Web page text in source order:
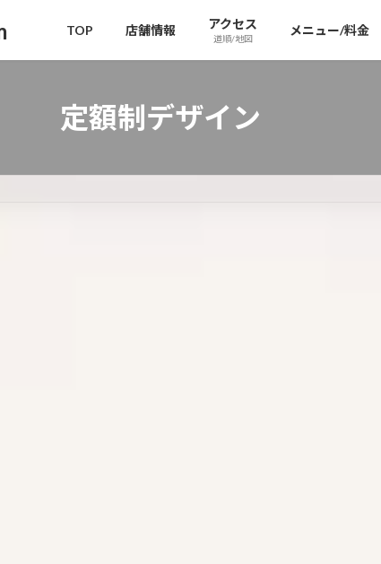
TOP 店舗情報 アクセス
道順/地図
メニュー/料金
定額制デザイン